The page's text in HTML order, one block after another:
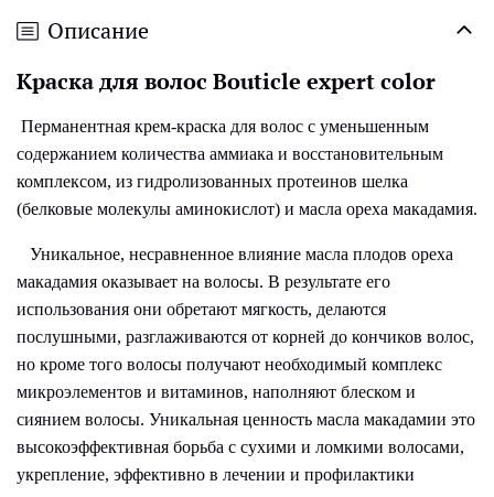
Описание
Краска для волос Bouticle expert color
Перманентная крем-краска для волос с уменьшенным
содержанием количества аммиака и восстановительным
комплексом, из гидролизованных протеинов шелка
(белковые молекулы аминокислот) и масла ореха макадамия.
Уникальное, несравненное влияние масла плодов ореха
макадамия оказывает на волосы. В результате его
использования они обретают мягкость, делаются
послушными, разглаживаются от корней до кончиков волос,
но кроме того волосы получают необходимый комплекс
микроэлементов и витаминов, наполняют блеском и
сиянием волосы. Уникальная ценность масла макадамии это
высокоэффективная борьба с сухими и ломкими волосами,
укрепление, эффективно в лечении и профилактики